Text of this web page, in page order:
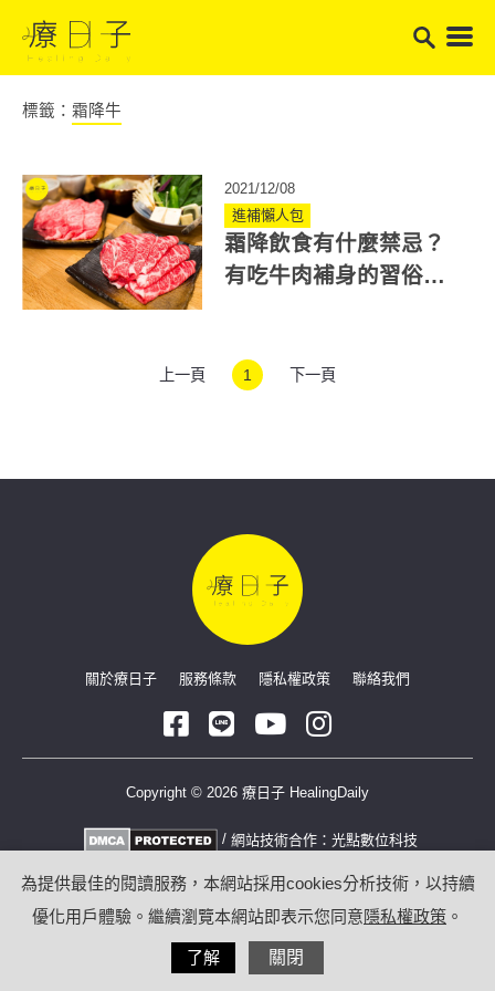
標籤： 霜降牛
2021/12/08
進補懶人包
霜降飲食有什麼禁忌？
有吃牛肉補身的習俗？
上一頁 1 下一頁
關於療日子 服務條款 隱私權政策 聯絡我們
Copyright © 2026 療日子 HealingDaily
/ 網站技術合作： 光點數位科技
為提供最佳的閱讀服務，本網站採用cookies分析技術，以持續
優化用戶體驗。繼續瀏覽本網站即表示您同意隱私權政策 。
了解 關閉